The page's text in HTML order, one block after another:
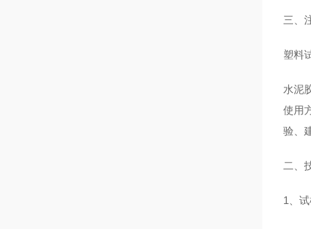
三、
塑料
水泥
使用
验、
二、
1 、